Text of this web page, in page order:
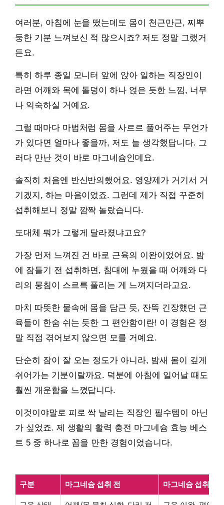
여러분, 아침에 눈을 떴는데도 몸이 천근만근, 찌뿌
둥한 기분 느껴보신 적 많으시죠? 저도 정말 그랬거
든요.
특히 하루 종일 모니터 앞에 앉아 일하는 직장인이
라면 어깨와 목에 돌덩이 하나 얹은 듯한 느낌, 너무
나 익숙하실 거예요.
그럴 때마다 마법처럼 몸을 사르르 풀어주는 무언가
가 있다면 얼마나 좋을까, 저도 늘 생각했답니다. 그
러다 만난 것이 바로 마그네슘인데요.
솔직히 처음엔 반신반의했어요. 영양제가 거기서 거
기겠지, 하는 마음이었죠. 그런데 제가 직접 꾸준히
섭취해보니 정말 깜짝 놀랐습니다.
도대체 뭐가 그렇게 달라졌냐고요?
가장 먼저 느껴진 건 바로 근육의 이완이었어요. 밤
에 잠들기 전 섭취하면, 침대에 누웠을 때 어깨와 다
리의 뭉침이 스르륵 풀리는 게 느껴지더라고요.
마치 따뜻한 물속에 몸을 담근 듯, 잔뜩 긴장했던 근
육들이 한숨 쉬는 듯한 그 편안함이란! 이 경험은 정
말 직접 겪어보지 않으면 모를 거예요.
단순히 잠이 잘 오는 정도가 아니라, 밤새 몸이 깊게
쉬어가는 기분이랄까요. 덕분에 아침에 일어날 때도
훨씬 개운함을 느꼈답니다.
이것이야말로 피로 싹 날리는 직장인 필수템이 아닌
가 싶었죠. 제 생활의 활력 충전 마그네슘 효능 베스
트 5 중 하나로 꼽을 만한 경험이었습니다.
구분 마그네슘 섭취 전 마그네슘 섭취 후